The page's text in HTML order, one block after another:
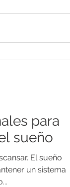
para
sueño
El sueño
un sistema